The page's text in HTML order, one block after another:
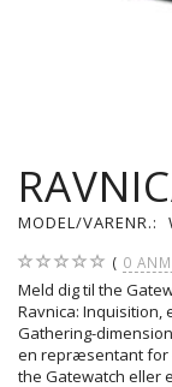
MODEL/VARENR.:
0
Meld dig til the
Ravnica: Inquisition,
Gathering-
en repræsentant for
the Gatewatch eller